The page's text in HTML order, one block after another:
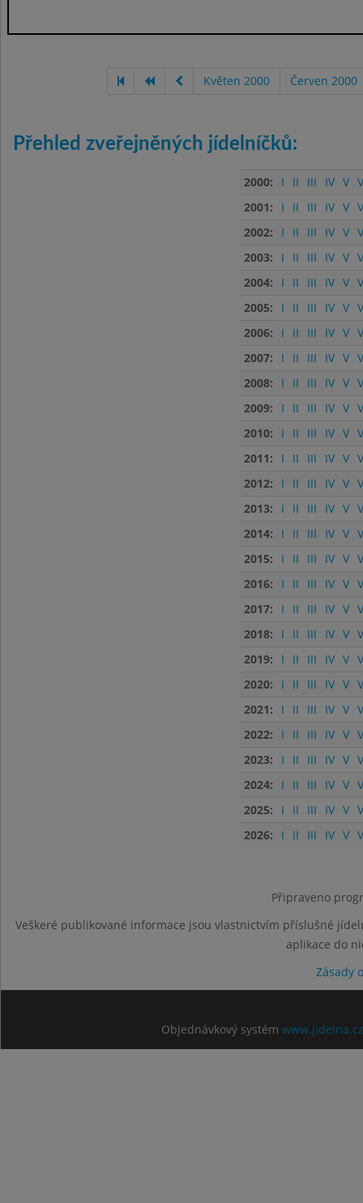
Květen 2000 Červen 2000
Přehled zveřejněných jídelníčků:
2000: I II III IV V
2001:
I II III IV V
2002:
I II III IV V
2003:
I II III IV V
2004:
I II III IV V
2005:
I II III IV V
2006:
I II III IV V
2007:
I II III IV V
2008:
I II III IV V
2009:
I II III IV V
2010:
I II III IV V
2011:
I II III IV V
2012:
I II III IV V
2013:
I II III IV V
2014:
I II III IV V
2015:
I II III IV V
2016:
I II III IV V
2017:
I II III IV V
2018:
I II III IV V
2019:
I II III IV V
2020:
I II III IV V
2021:
I II III IV V
2022:
I II III IV V
2023:
I II III IV V
2024:
I II III IV V
2025:
I II III IV V
2026:
I II III IV V
Připraveno
Veškeré publikované informace jsou vlastnictvím příslušné
aplikace do
Zásady
Objednávkový systém www.jidelna.cz